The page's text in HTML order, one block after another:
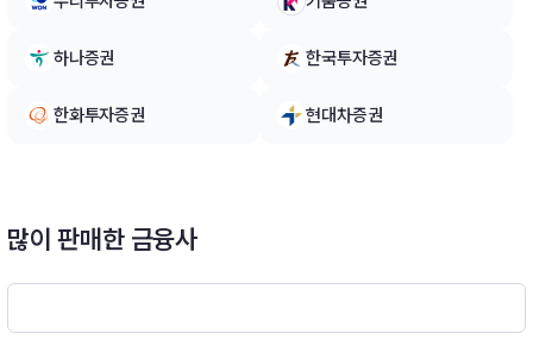
예치) 자산총액의 10% 이하3) 비교지수 : KIS 채권평가 CD 지
하나증권 한국투자증권
한화투자증권 현대차증권
많이 판매한 금융사